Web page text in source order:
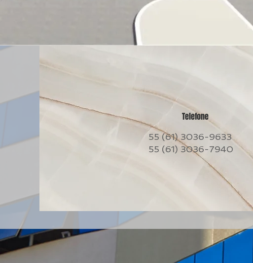
Telefone
55 (61) 3036-9633
55 (61) 3036-7940